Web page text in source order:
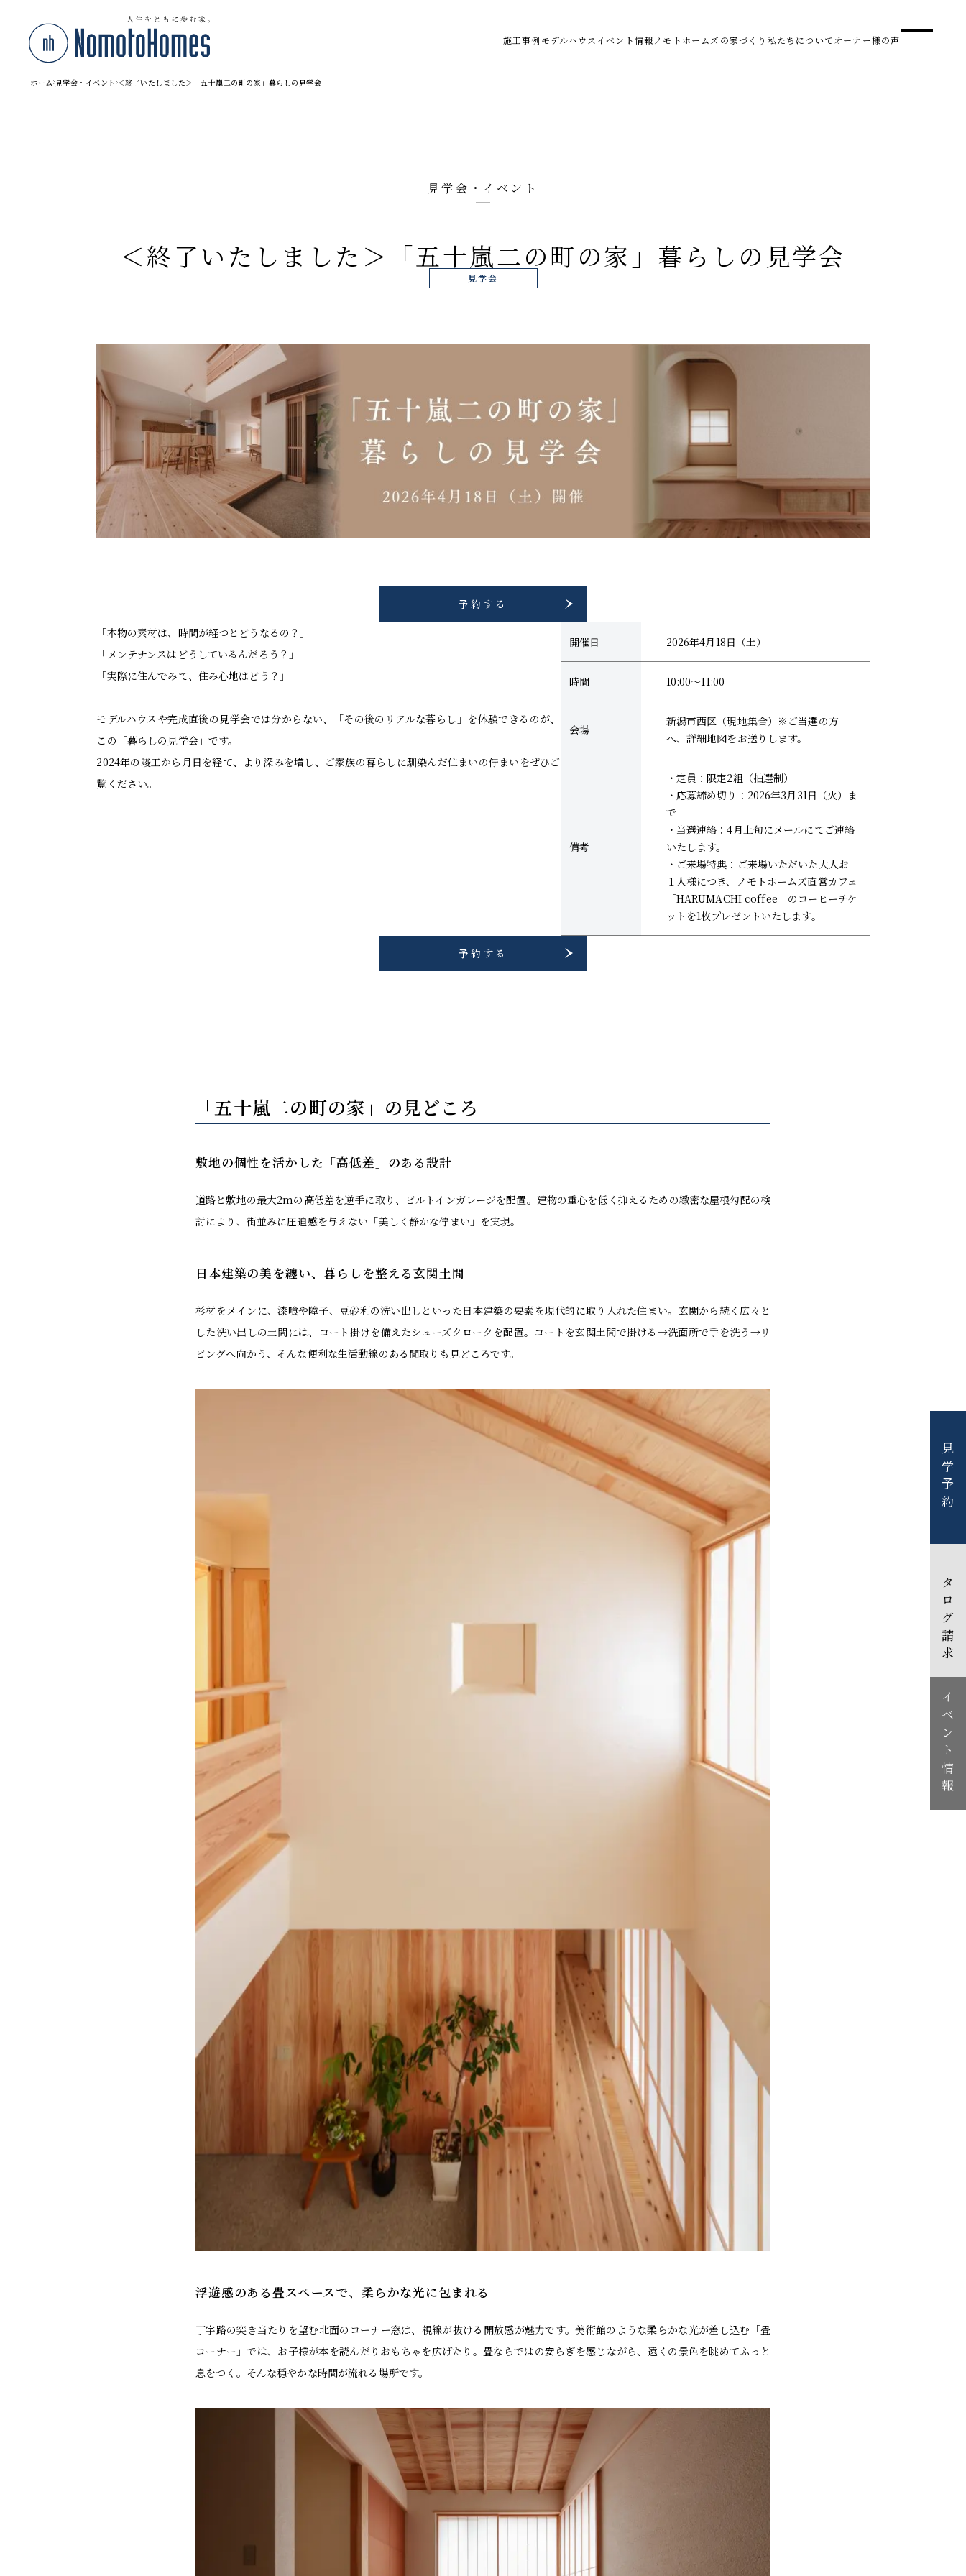
施工事例モデルハウス イベント情報 ノモトホームズの家づくり 私たちについて オーナー様の声
ホーム 見学会・イベント ＜終了いたしました＞「五十嵐二の町の家」暮らしの見学会
見学会・イベント
＜終了いたしました＞「五十嵐二の町の家」暮らしの見学会
見学会
予約する
「本物の素材は、時間が経つとどうなるの？」
「メンテナンスはどうしているんだろう？」
「実際に住んでみて、住み心地はどう？」
モデルハウスや完成直後の見学会では分からない、「その後のリアルな暮らし」を体験できるのが、
この「暮らしの見学会」です。
2024年の竣工から月日を経て、より深みを増し、ご家族の暮らしに馴染んだ住まいの佇まいをぜひご
覧ください。
開催日 2026年4月18日（土）
時間 10:00〜11:00
会場
新潟市西区（現地集合）※ご当選の方
へ、詳細地図をお送りします。
備考
・定員：限定2組（抽選制）
・応募締め切り：2026年3月31日（火）ま
で
・当選連絡：4月上旬にメールにてご連絡
いたします。
・ご来場特典：ご来場いただいた大人お
１人様につき、ノモトホームズ直営カフェ
「HARUMACHI coffee」のコーヒーチケ
ットを1枚プレゼントいたします。
予約する
「五十嵐二の町の家」の見どころ
敷地の個性を活かした「高低差」のある設計
道路と敷地の最大2mの高低差を逆手に取り、ビルトインガレージを配置。建物の重心を低く抑えるための緻密な屋根勾配の検
討により、街並みに圧迫感を与えない「美しく静かな佇まい」を実現。
日本建築の美を纏い、暮らしを整える玄関土間
杉材をメインに、漆喰や障子、豆砂利の洗い出しといった日本建築の要素を現代的に取り入れた住まい。玄関から続く広々と
した洗い出しの土間には、コート掛けを備えたシューズクロークを配置。コートを玄関土間で掛ける→洗面所で手を洗う→リ
ビングへ向かう、そんな便利な生活動線のある間取りも見どころです。
浮遊感のある畳スペースで、柔らかな光に包まれる
丁字路の突き当たりを望む北面のコーナー窓は、視線が抜ける開放感が魅力です。美術館のような柔らかな光が差し込む「畳
コーナー」では、お子様が本を読んだりおもちゃを広げたり。畳ならではの安らぎを感じながら、遠くの景色を眺めてふっと
息をつく。そんな穏やかな時間が流れる場所です。
見学予約
カタログ請求
イベント情報